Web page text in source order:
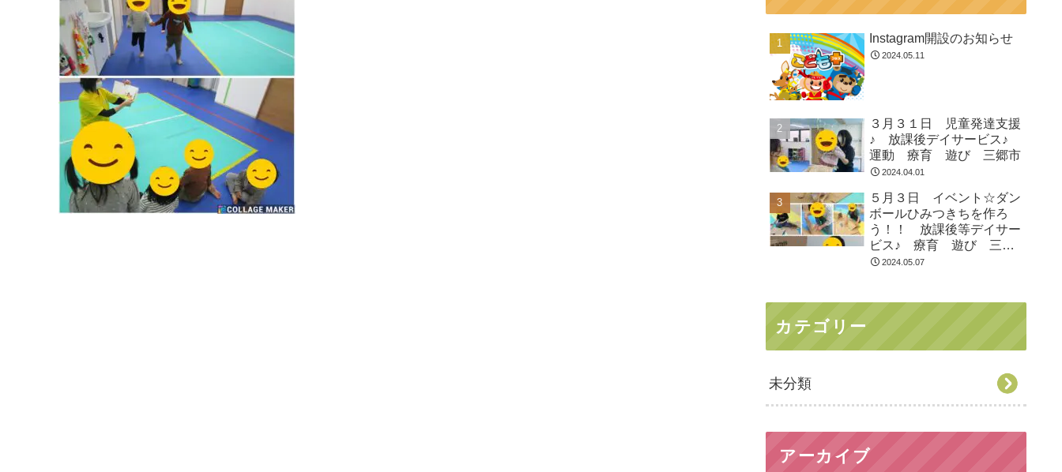
Instagram開設のお知らせ
2024.05.11
３月３１日 児童発達支援
♪ 放課後デイサービス♪
運動 療育 遊び 三郷市
2024.04.01
５月３日 イベント☆ダン
ボールひみつきちを作ろ
う！！ 放課後等デイサー
ビス♪ 療育 遊び 三郷
市 2024.05.07
カテゴリー
未分類
アーカイブ